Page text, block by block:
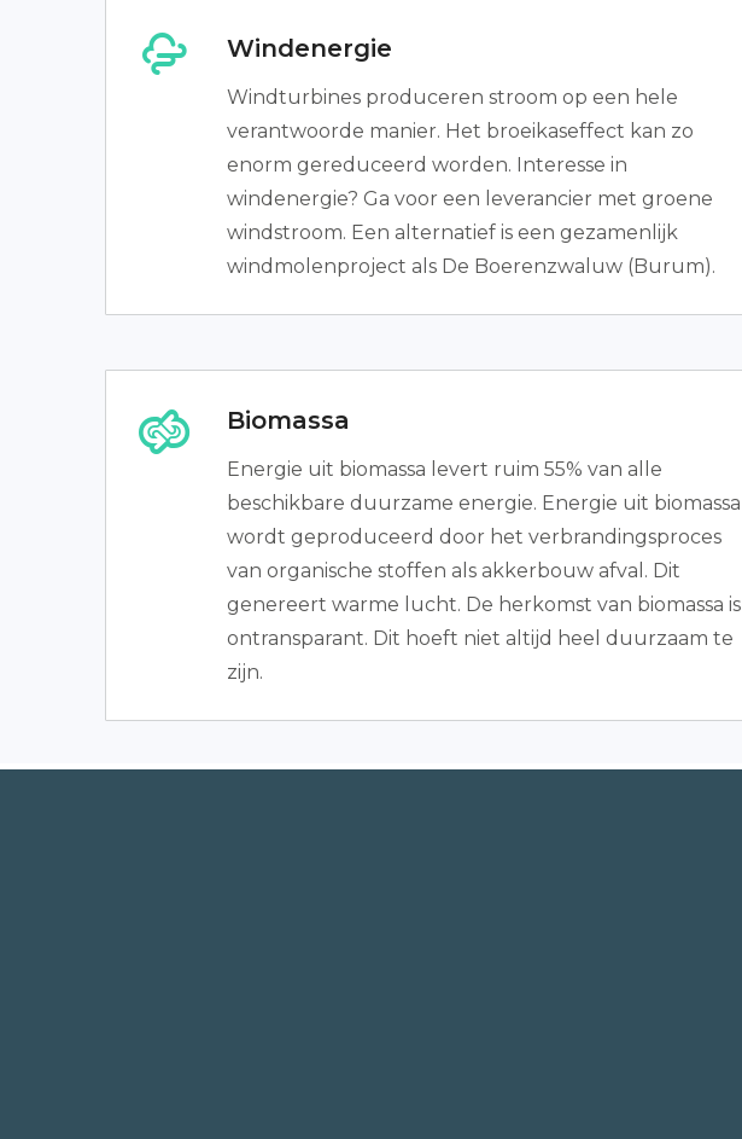
Windenergie
Windturbines produceren stroom op een hele
verantwoorde manier. Het broeikaseffect kan zo
enorm gereduceerd worden. Interesse in
windenergie? Ga voor een leverancier met groene
windstroom. Een alternatief is een gezamenlijk
windmolenproject als De Boerenzwaluw (Burum).
Biomassa
Energie uit biomassa levert ruim 55% van alle
beschikbare duurzame energie. Energie uit biomassa
wordt geproduceerd door het verbrandingsproces
van organische stoffen als akkerbouw afval. Dit
genereert warme lucht. De herkomst van biomassa is
ontransparant. Dit hoeft niet altijd heel duurzaam te
zijn.